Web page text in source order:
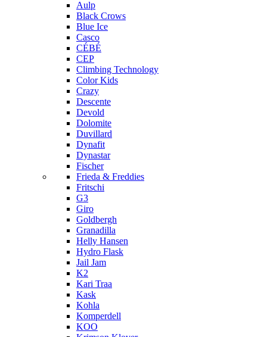
Aulp
Black Crows
Blue Ice
Casco
CÉBÉ
CEP
Climbing Technology
Color Kids
Crazy
Descente
Devold
Dolomite
Duvillard
Dynafit
Dynastar
Fischer
Frieda & Freddies
Fritschi
G3
Giro
Goldbergh
Granadilla
Helly Hansen
Hydro Flask
Jail Jam
K2
Kari Traa
Kask
Kohla
Komperdell
KOO